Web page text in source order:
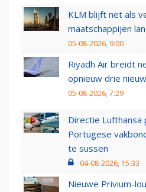
KLM blijft net als
maatschappijen
05-08-2026, 9:00
Riyadh Air breidt
opnieuw drie
05-08-2026, 7:29
Directie
Portugese
te sussen
04-08-2026, 15:33
Nieuwe Privium-